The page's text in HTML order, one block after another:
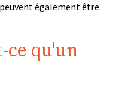
également être
ce qu'un